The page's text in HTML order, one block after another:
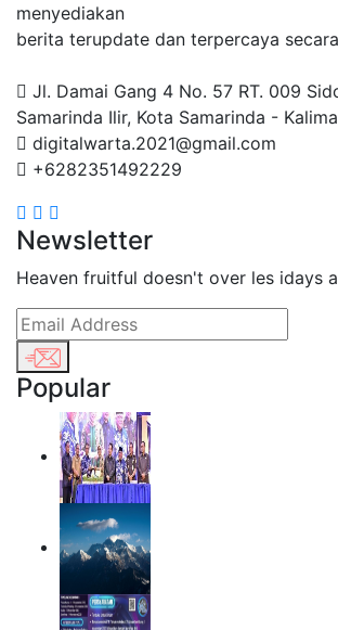
menyediakan
berita terupdate dan terpercaya
Jl. Damai Gang 4 No. 57 RT. 009
Samarinda Ilir, Kota Samarinda -
digitalwarta.2021@gmail.com
+6282351492229
Newsletter
Heaven fruitful doesn't over les idays
Popular